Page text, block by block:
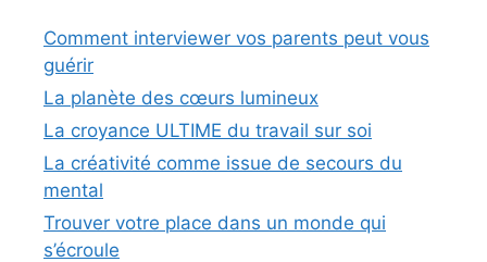
Comment interviewer vos parents peut vous
guérir
La planète des cœurs lumineux
La croyance ULTIME du travail sur soi
La créativité comme issue de secours du
mental
Trouver votre place dans un monde qui
s’écroule